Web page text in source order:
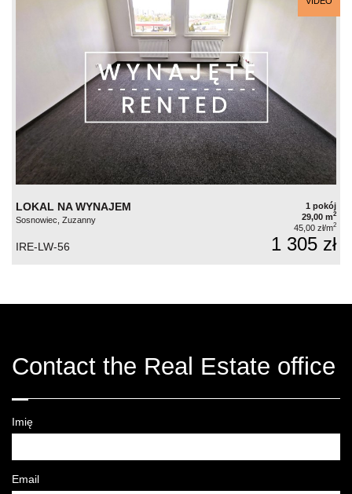
LOKAL NA WYNAJEM
Sosnowiec, Zuzanny
1 pokój
29,00 m2
45,00 zł/m2
IRE-LW-56 1 305 zł
Contact the Real Estate office
Imię
Email